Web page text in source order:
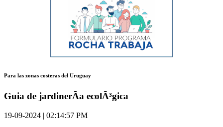
Para las zonas costeras del Uruguay
Guia de jardinerÃ­a ecolÃ³gica
19-09-2024 | 02:14:57 PM